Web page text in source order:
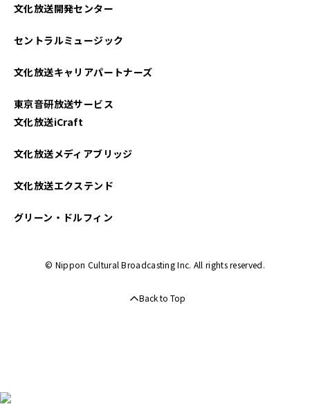
文化放送開発センター
セントラルミュージック
文化放送キャリアパートナーズ
東京音研放送サービス
文化放送iCraft
文化放送メディアブリッジ
文化放送エクステンド
グリーン・ドルフィン
© Nippon Cultural Broadcasting Inc. All rights reserved.
Back to Top